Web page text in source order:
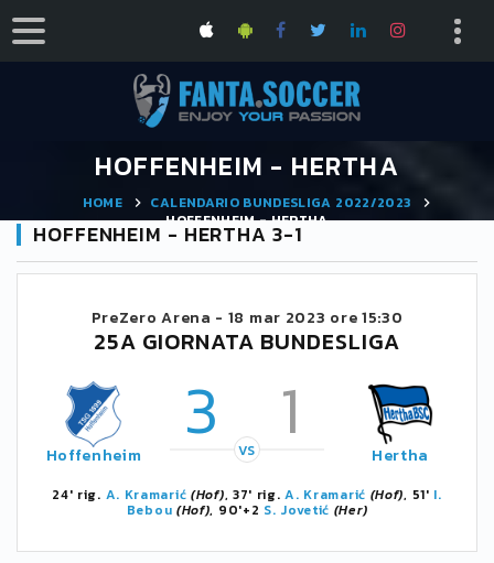
HOFFENHEIM - HERTHA
HOME
CALENDARIO BUNDESLIGA 2022/2023
HOFFENHEIM - HERTHA
HOFFENHEIM - HERTHA 3-1
PreZero Arena - 18 mar 2023 ore 15:30
25A GIORNATA BUNDESLIGA
Hoffenheim 3 1
VS Hertha
24' rig. A. Kramarić (Hof), 37' rig.A. Kramarić (Hof), 51' I.
Bebou (Hof), 90'+2 S. Jovetić (Her)